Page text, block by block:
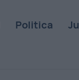
Politica